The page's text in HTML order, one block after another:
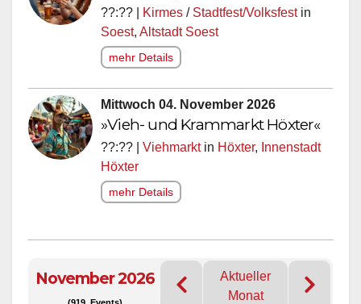
??:?? | Kirmes / Stadtfest/Volksfestin
Soest, Altstadt Soest
mehr Details
Mittwoch 04. November 2026
»Vieh- und Krammarkt Höxter«
??:?? | Viehmarktin Höxter, Innenstadt
Höxter
mehr Details
November 2026
(919 Events)
Aktueller
Monat